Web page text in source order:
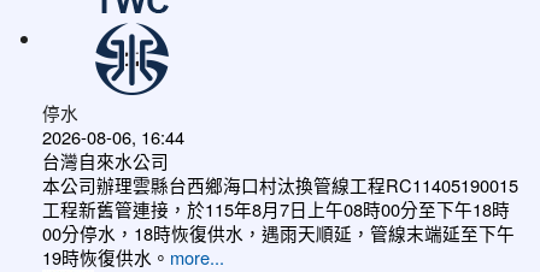
停水
2026-08-06, 16:44
台灣自來水公司
本公司辦理雲縣台西鄉海口村汰換管線工程RC11405190015
工程新舊管連接，於115年8月7日上午08時00分至下午18時
00分停水，18時恢復供水，遇雨天順延，管線末端延至下午
19時恢復供水。 more...